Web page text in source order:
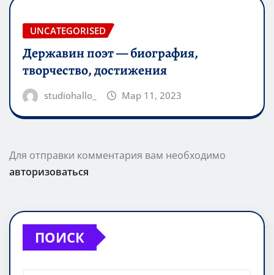
UNCATEGORISED
Державин поэт — биография,
творчество, достижения
studiohallo_ Мар 11, 2023
Для отправки комментария вам необходимо
авторизоваться
ПОИСК